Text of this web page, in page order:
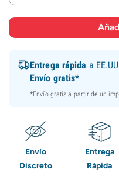
Entrega rápida a
Envío gratis*
*Envío gratis a partir de un
Envío
Discreto
Entrega
Rápida